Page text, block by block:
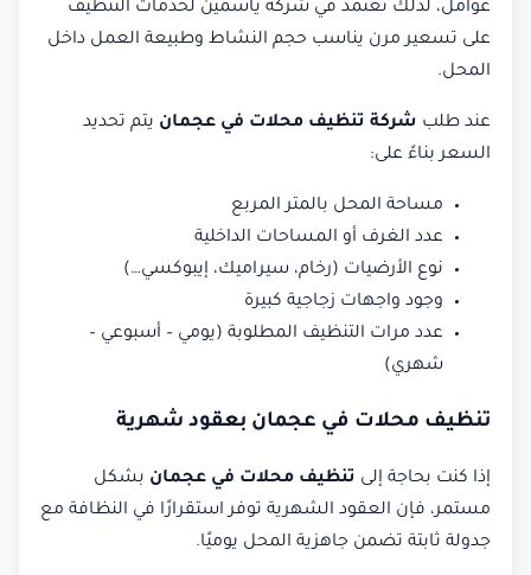
عوامل، لذلك نعتمد في شركة ياسمين لخدمات التنظيف
على تسعير مرن يناسب حجم النشاط وطبيعة العمل داخل
المحل.
عند طلب شركة تنظيف محلات في عجمان يتم تحديد
السعر بناءً على:
مساحة المحل بالمتر المربع
عدد الغرف أو المساحات الداخلية
نوع الأرضيات (رخام، سيراميك، إيبوكسي…)
وجود واجهات زجاجية كبيرة
عدد مرات التنظيف المطلوبة (يومي – أسبوعي –
شهري)
تنظيف محلات في عجمان بعقود شهرية
إذا كنت بحاجة إلى تنظيف محلات في عجمان بشكل
مستمر، فإن العقود الشهرية توفر استقرارًا في النظافة مع
جدولة ثابتة تضمن جاهزية المحل يوميًا.